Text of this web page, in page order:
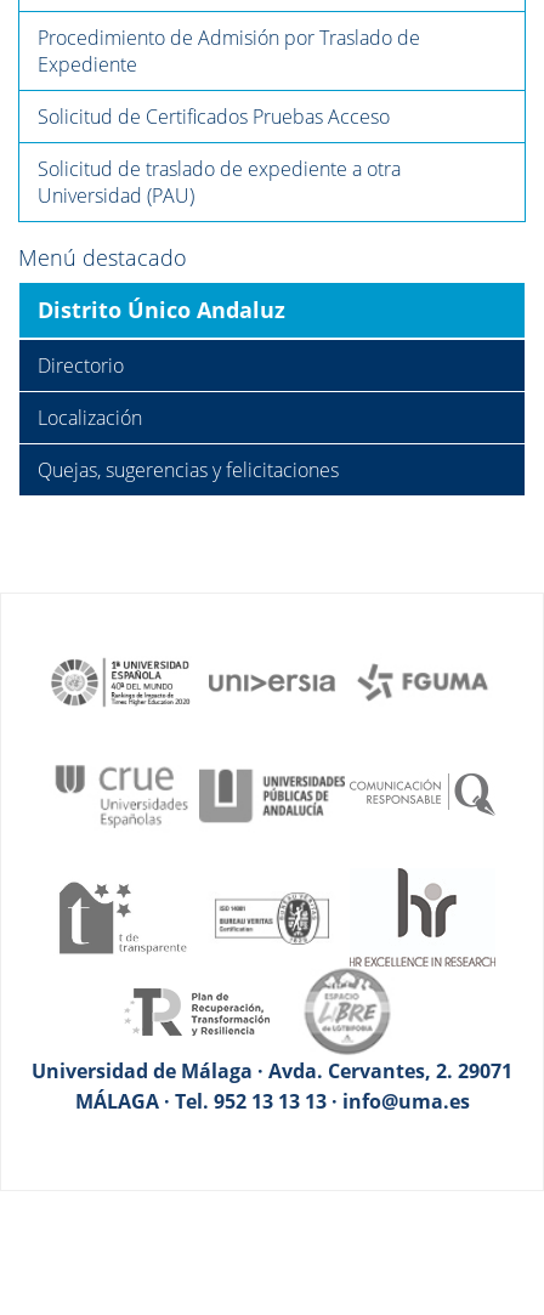
Procedimiento de Admisión por Traslado de
Expediente
Solicitud de Certificados Pruebas Acceso
Solicitud de traslado de expediente a otra
Universidad (PAU)
Menú destacado
Distrito Único Andaluz
Directorio
Localización
Quejas, sugerencias y felicitaciones
Universidad de Málaga · Avda. Cervantes, 2. 29071
MÁLAGA · Tel. 952 13 13 13 · info@uma.es